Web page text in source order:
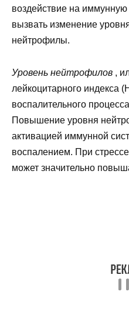
воздействие на
вызвать изменение
нейтрофилы.
Уровень нейтрофилов ,
лейкоцитарного индекса
воспалительного
Повышение уровня
активацией иммунной
воспалением. При
может значительно